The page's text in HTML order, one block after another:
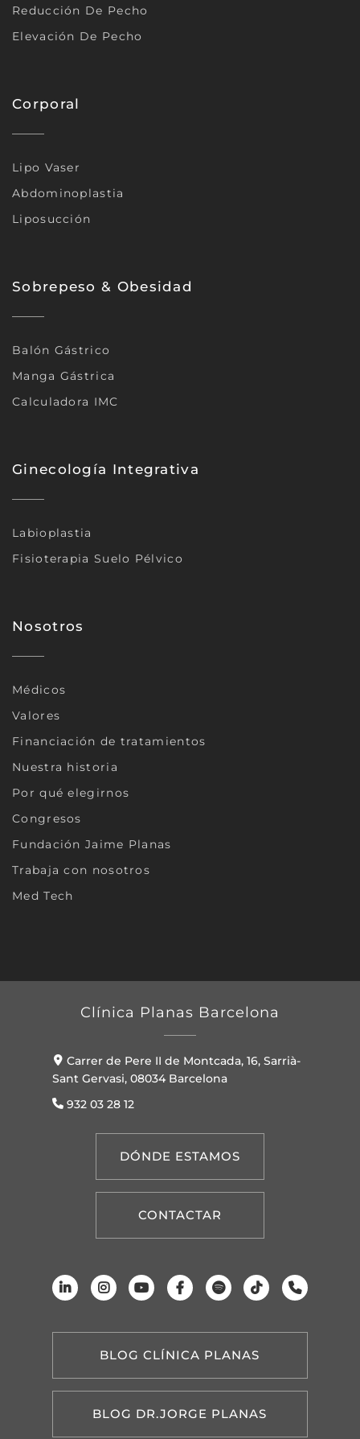
Reducción De Pecho
Elevación De Pecho
Corporal
Lipo Vaser
Abdominoplastia
Liposucción
Sobrepeso & Obesidad
Balón Gástrico
Manga Gástrica
Calculadora IMC
Ginecología Integrativa
Labioplastia
Fisioterapia Suelo Pélvico
Nosotros
Médicos
Valores
Financiación de tratamientos
Nuestra historia
Por qué elegirnos
Congresos
Fundación Jaime Planas
Trabaja con nosotros
Med Tech
Clínica Planas Barcelona
Carrer de Pere II de Montcada, 16, Sarrià-
Sant Gervasi, 08034 Barcelona
932 03 28 12
DÓNDE ESTAMOS
CONTACTAR
BLOG CLÍNICA PLANAS
BLOG DR.JORGE PLANAS